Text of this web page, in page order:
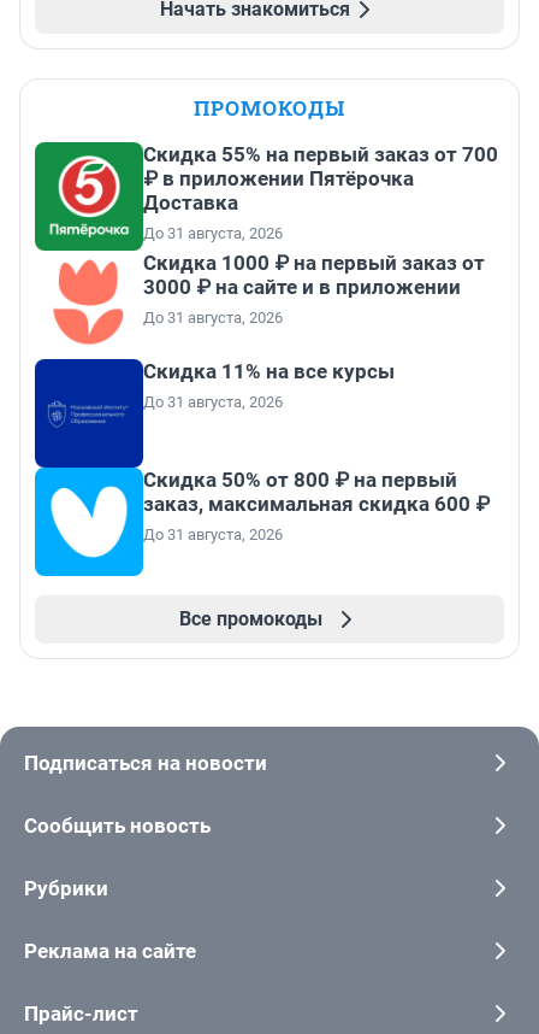
Начать знакомиться
ПРОМОКОДЫ
Скидка 55% на первый заказ от 700
₽ в приложении Пятёрочка
Доставка
До 31 августа, 2026
Скидка 1000 ₽ на первый заказ от
3000 ₽ на сайте и в приложении
До 31 августа, 2026
Скидка 11% на все курсы
До 31 августа, 2026
Скидка 50% от 800 ₽ на первый
заказ, максимальная скидка 600 ₽
До 31 августа, 2026
Все промокоды
Подписаться на новости
Сообщить новость
Рубрики
Реклама на сайте
Прайс-лист